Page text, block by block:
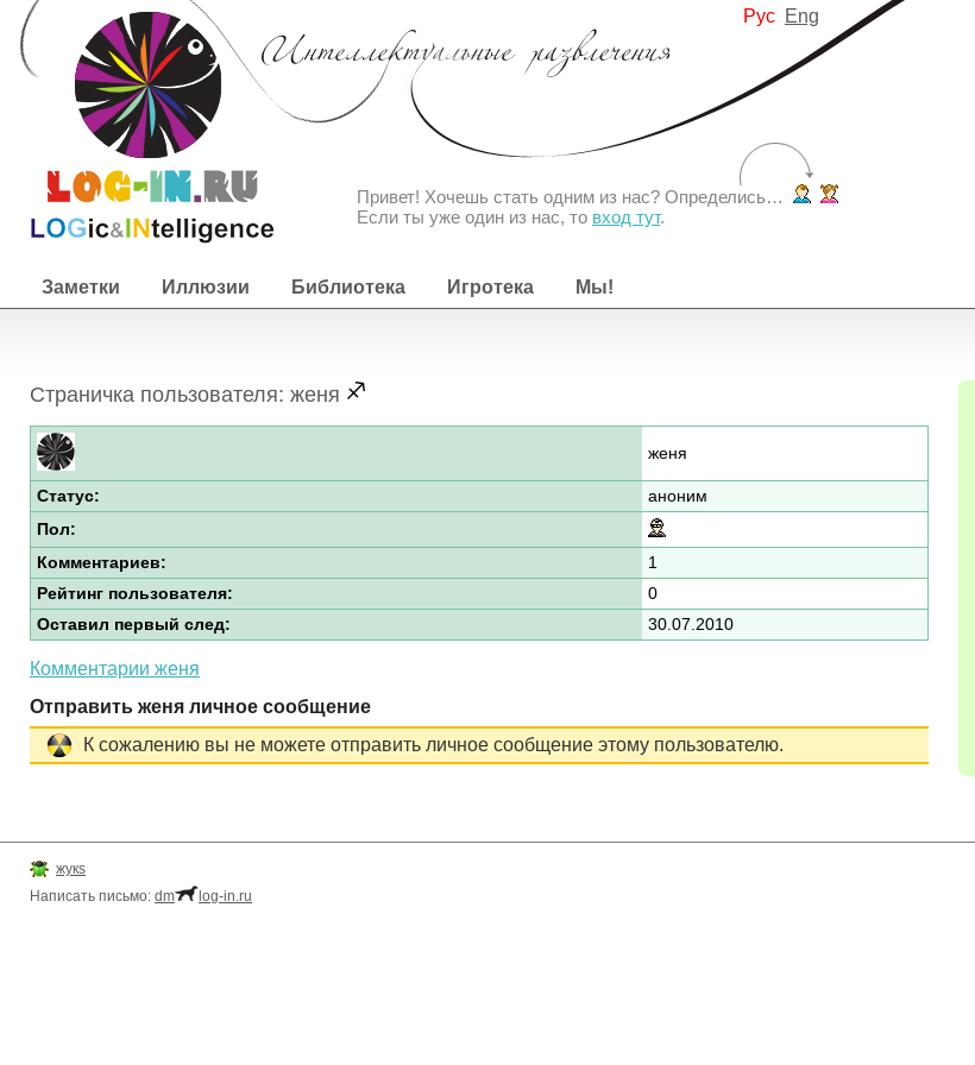
Рус Eng
Привет! Хочешь стать одним из нас? Определись…
Если ты уже один из нас, то вход тут.
Заметки Иллюзии Библиотека Игротека Мы!
Страничка пользователя: женя
женя
Статус:
аноним
Пол:
Комментариев:
1
Рейтинг пользователя:
0
Оставил первый след:
30.07.2010
Комментарии женя
Отправить женя личное сообщение
К сожалению вы не можете отправить личное сообщение этому пользователю.
жукs
Написать письмо: dm log-in.ru